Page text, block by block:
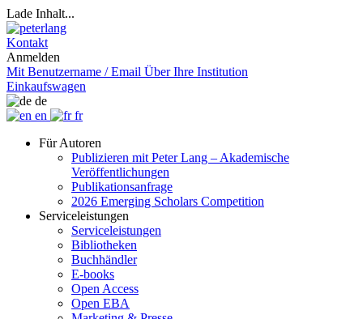
Lade Inhalt...
Kontakt
Anmelden
Mit Benutzername / Email Über Ihre Institution
Einkaufswagen
de
en
fr
Für Autoren
Publizieren mit Peter Lang – Akademische
Veröffentlichungen
Publikationsanfrage
2026 Emerging Scholars Competition
Serviceleistungen
Serviceleistungen
Bibliotheken
Buchhändler
E-books
Open Access
Open EBA